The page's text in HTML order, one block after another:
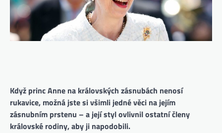
Když princ Anne na královských zásnubách nenosí
rukavice, možná jste si všimli jedné věci na jejím
zásnubním prstenu – a její styl ovlivnil ostatní členy
královské rodiny, aby ji napodobili.